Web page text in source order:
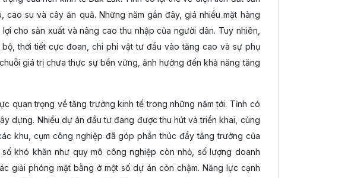
su và cây ăn quả. Những năm gần đây, giá nhiều mặt hàng
cho sản xuất và nâng cao thu nhập của người dân. Tuy nhiên,
thời tiết cực đoan, chi phí vật tư đầu vào tăng cao và sự phụ
giá trị chưa thực sự bền vững, ảnh hưởng đến khả năng tăng
quan trọng về tăng trưởng kinh tế trong những năm tới. Tỉnh có
dựng. Nhiều dự án đầu tư đang được thu hút và triển khai, cùng
khu, cụm công nghiệp đã góp phần thúc đẩy tăng trưởng của
khó khăn như quy mô công nghiệp còn nhỏ, số lượng doanh
giải phóng mặt bằng ở một số dự án còn chậm. Năng lực cạnh